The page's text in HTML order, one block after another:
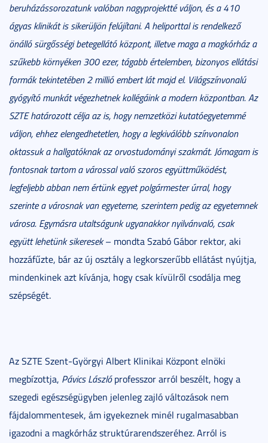
beruházássorozatunk valóban nagyprojektté váljon, és a 410
ágyas klinikát is sikerüljön felújítani. A heliporttal is rendelkező
önálló sürgősségi betegellátó központ, illetve maga a magkórház a
szűkebb környéken 300 ezer, tágabb értelemben, bizonyos ellátási
formák tekintetében 2 millió embert lát majd el. Világszínvonalú
gyógyító munkát végezhetnek kollégáink a modern központban. Az
SZTE határozott célja az is, hogy nemzetközi kutatóegyetemmé
váljon, ehhez elengedhetetlen, hogy a legkiválóbb színvonalon
oktassuk a hallgatóknak az orvostudományi szakmát. Jómagam is
fontosnak tartom a várossal való szoros együttműködést,
legfeljebb abban nem értünk egyet polgármester úrral, hogy
szerinte a városnak van egyeteme, szerintem pedig az egyetemnek
városa. Egymásra utaltságunk ugyanakkor nyilvánvaló, csak
együtt lehetünk sikeresek– mondta Szabó Gábor rektor, aki
hozzáfűzte, bár az új osztály a legkorszerűbb ellátást nyújtja,
mindenkinek azt kívánja, hogy csak kívülről csodálja meg
szépségét.
Az SZTE Szent-Györgyi Albert Klinikai Központ elnöki
megbízottja, Pávics Lászlóprofesszor arról beszélt, hogy a
szegedi egészségügyben jelenleg zajló változások nem
fájdalommentesek, ám igyekeznek minél rugalmasabban
igazodni a magkórház struktúrarendszeréhez. Arról is